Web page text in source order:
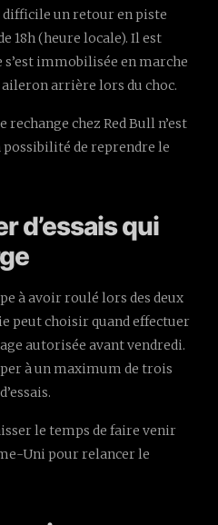
un retour en piste
18h (heure locale). Il est
immobilisée en marche
arrière lors du choc.
chez Red Bull n’est
de reprendre le
d’essais qui
à avoir roulé lors des deux
peut choisir quand effectuer
autorisée avant vendredi.
à un maximum de trois
le temps de faire venir
Uni pour relancer le